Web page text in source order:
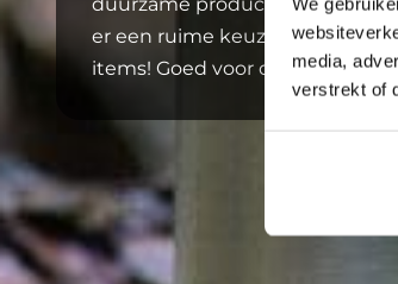
media,
verstrekt of
er een ruime keuze uit
items! Goed voor de